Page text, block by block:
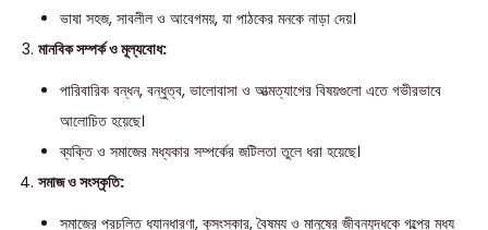
ভাষা সহজ, সাবলীল ও আবেগময়, যা পাঠকের মনকে নাড়া দেয়।
মানবিক সম্পর্ক ও মূল্যবোধ:
পারিবারিক বন্ধন, বন্ধুত্ব, ভালোবাসা ও আত্মত্যাগের বিষয়গুলো এতে গভীরভাবে
আলোচিত হয়েছে।
ব্যক্তি ও সমাজের মধ্যকার সম্পর্কের জটিলতা তুলে ধরা হয়েছে।
সমাজ ও সংস্কৃতি:
সমাজের প্রচলিত ধ্যানধারণা, কুসংস্কার, বৈষম্য ও মানুষের জীবনযুদ্ধকে গল্পের মধ্য